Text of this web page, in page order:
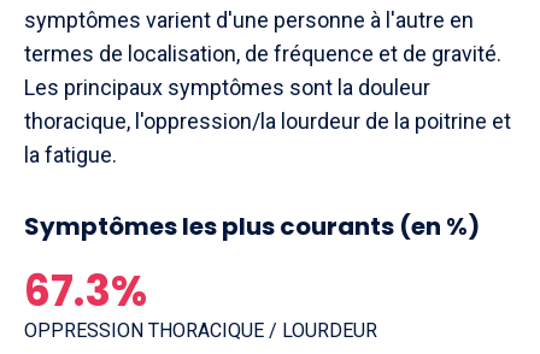
symptômes varient d'une personne à l'autre en
termes de localisation, de fréquence et de gravité.
Les principaux symptômes sont la douleur
thoracique, l'oppression/la lourdeur de la poitrine et
la fatigue.
Symptômes les plus courants (en %)
67.3%
OPPRESSION THORACIQUE / LOURDEUR